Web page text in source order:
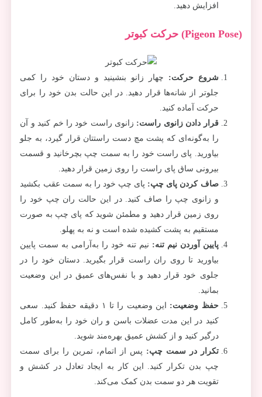
افزایش دهید.
(Pigeon Pose) حرکت کبوتر
شروع حرکت: چهار زانو بنشینید و دستان خود را کمی
جلوتر از شانه‌ها قرار دهید. در این حالت بدن خود را برای
حرکت آماده کنید.
قرار دادن زانوی راست: زانوی راست خود را خم کنید و آن
را به‌گونه‌ای که پشت مچ دست راستتان قرار گیرد، به جلو
بیاورید. پای راست خود را به سمت چپ بچرخانید و قسمت
بیرونی ساق پای راست را روی زمین قرار دهید.
صاف کردن پای چپ: پای چپ خود را به سمت عقب بکشید
و زانوی چپ را صاف کنید. در این حالت ران چپ خود را
روی زمین قرار دهید و مطمئن شوید که پای چپ به صورت
مستقیم به پشت کشیده شده است و نه به پهلو.
پایین آوردن نیم تنه: نیم تنه خود را به‌آرامی به سمت پایین
بیاورید تا روی ران راست قرار بگیرید. دستان خود را در
جلوی خود قرار دهید و با نفس‌های عمیق در این وضعیت
بمانید.
حفظ وضعیت:
این وضعیت را تا ۱ دقیقه حفظ کنید. سعی
کنید در این مدت عضلات باسن و ران خود را به‌طور کامل
درگیر کنید و از کشش عمیق بهره‌مند شوید.
تکرار در سمت چپ: پس از اتمام، تمرین را برای سمت
چپ بدن تکرار کنید. این کار به ایجاد تعادل در کشش و
تقویت هر دو سمت بدن کمک می‌کند.